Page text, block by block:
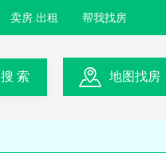
卖房.出租 帮我找房
搜 索 地图找房